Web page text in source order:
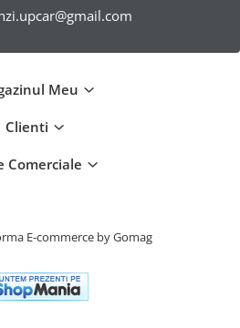
Meu
Clienti
Comerciale
E-commerce by Gomag